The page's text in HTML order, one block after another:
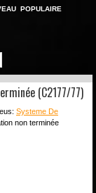
POPULAIRE
(C2177/77)
Systeme De
non terminée